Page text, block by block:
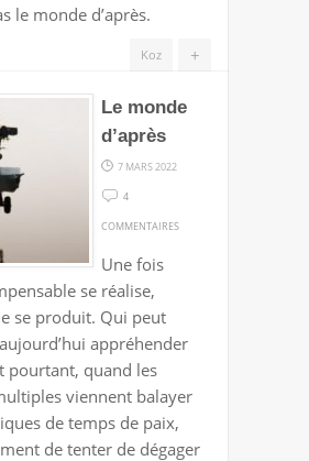
le monde d’après.
+
Koz
Le monde
d’après
7 MARS 2022
4
COMMENTAIRES
Une fois
se réalise,
se produit. Qui peut
appréhender
pourtant, quand les
viennent balayer
de temps de paix,
de tenter de dégager